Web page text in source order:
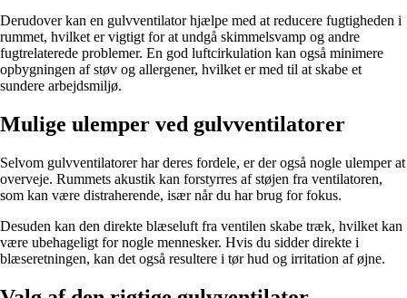
Derudover kan en gulvventilator hjælpe med at reducere fugtigheden i
rummet, hvilket er vigtigt for at undgå skimmelsvamp og andre
fugtrelaterede problemer. En god luftcirkulation kan også minimere
opbygningen af støv og allergener, hvilket er med til at skabe et
sundere arbejdsmiljø.
Mulige ulemper ved gulvventilatorer
Selvom gulvventilatorer har deres fordele, er der også nogle ulemper at
overveje. Rummets akustik kan forstyrres af støjen fra ventilatoren,
som kan være distraherende, især når du har brug for fokus.
Desuden kan den direkte blæseluft fra ventilen skabe træk, hvilket kan
være ubehageligt for nogle mennesker. Hvis du sidder direkte i
blæseretningen, kan det også resultere i tør hud og irritation af øjne.